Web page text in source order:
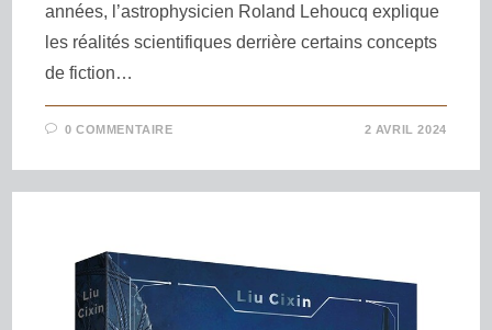
années, l’astrophysicien Roland Lehoucq explique
les réalités scientifiques derrière certains concepts
de fiction…
0 COMMENTAIRE 2 AVRIL 2024